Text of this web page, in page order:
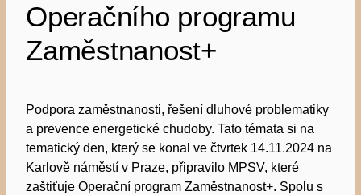
Operačního programu
Zaměstnanost+
Podpora zaměstnanosti, řešení dluhové problematiky
a prevence energetické chudoby. Tato témata si na
tematický den, který se konal ve čtvrtek 14.11.2024 na
Karlově náměstí v Praze, připravilo MPSV, které
zaštiťuje Operační program Zaměstnanost+. Spolu s